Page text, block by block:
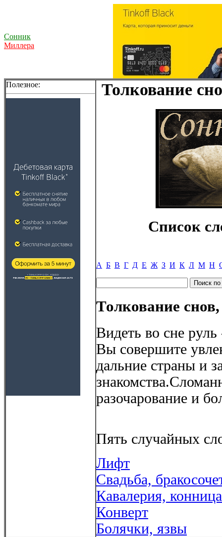
Сонник
Миллера
Полезное: Толкование
Список
А Б В Г Д Е Ж З И К Л М Н
Толкование
Видеть во сне руль
Вы совершите
дальние страны и
разочарование и
Пять случайных
Лифт
Свадьба,
Кавалерия, конница
Конверт
Болячки, язвы